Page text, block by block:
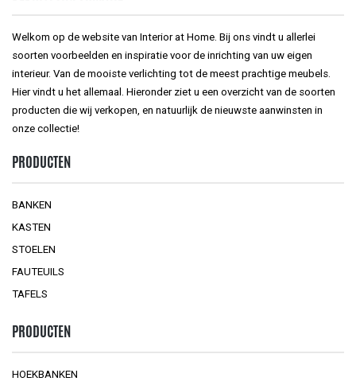
Welkom op de website van Interior at Home. Bij ons vindt u allerlei
soorten voorbeelden en inspiratie voor de inrichting van uw eigen
interieur. Van de mooiste verlichting tot de meest prachtige meubels.
Hier vindt u het allemaal. Hieronder ziet u een overzicht van de soorten
producten die wij verkopen, en natuurlijk de nieuwste aanwinsten in
onze collectie!
PRODUCTEN
BANKEN
KASTEN
STOELEN
FAUTEUILS
TAFELS
PRODUCTEN
HOEKBANKEN